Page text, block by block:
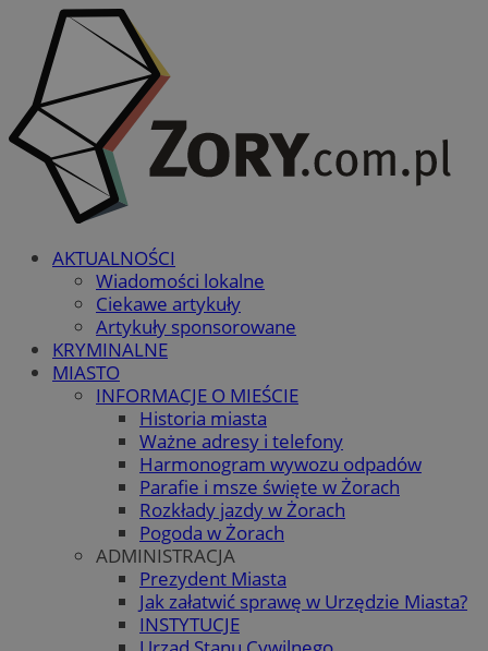
AKTUALNOŚCI
Wiadomości lokalne
Ciekawe artykuły
Artykuły sponsorowane
KRYMINALNE
MIASTO
INFORMACJE O MIEŚCIE
Historia miasta
Ważne adresy i telefony
Harmonogram wywozu odpadów
Parafie i msze święte w Żorach
Rozkłady jazdy w Żorach
Pogoda w Żorach
ADMINISTRACJA
Prezydent Miasta
Jak załatwić sprawę w Urzędzie Miasta?
INSTYTUCJE